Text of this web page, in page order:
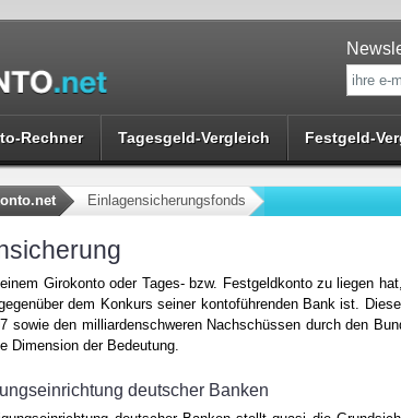
Rechner Tagesgeld-Vergleich Festgeld-
Einlagensicherungsfonds
Girokonto oder Tages- bzw. Festgeldkonto zu liegen
dem Konkurs seiner kontoführenden Bank ist.
sowie den milliardenschweren Nachschüssen durch den
Dimension der Bedeutung.
deutscher Banken